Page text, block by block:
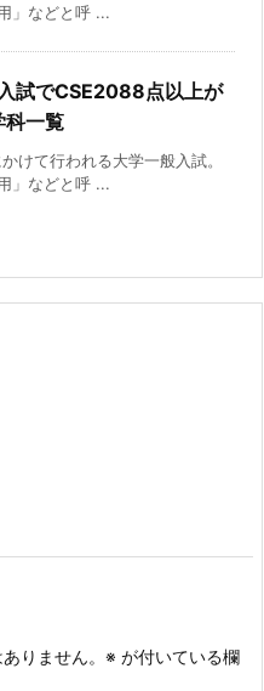
」などと呼 ...
試でCSE2088点以上が
科一覧
けて行われる大学一般入試。
」などと呼 ...
りません。 ※ が付いている欄